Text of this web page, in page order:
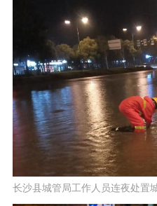
长沙县城管局工作人员连夜处置